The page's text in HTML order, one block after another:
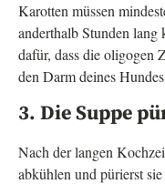
Karotten müssen
anderthalb Stunden
dafür, dass die oligogen
den Darm deines
3. Die Suppe
Nach der langen
abkühlen und pürierst